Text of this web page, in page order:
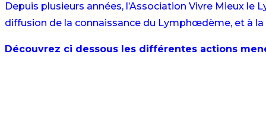
Depuis plusieurs années, l’Association Vivre Mieux
diffusion de la connaissance du Lymphœdème, et à
Découvrez ci dessous les différentes actions